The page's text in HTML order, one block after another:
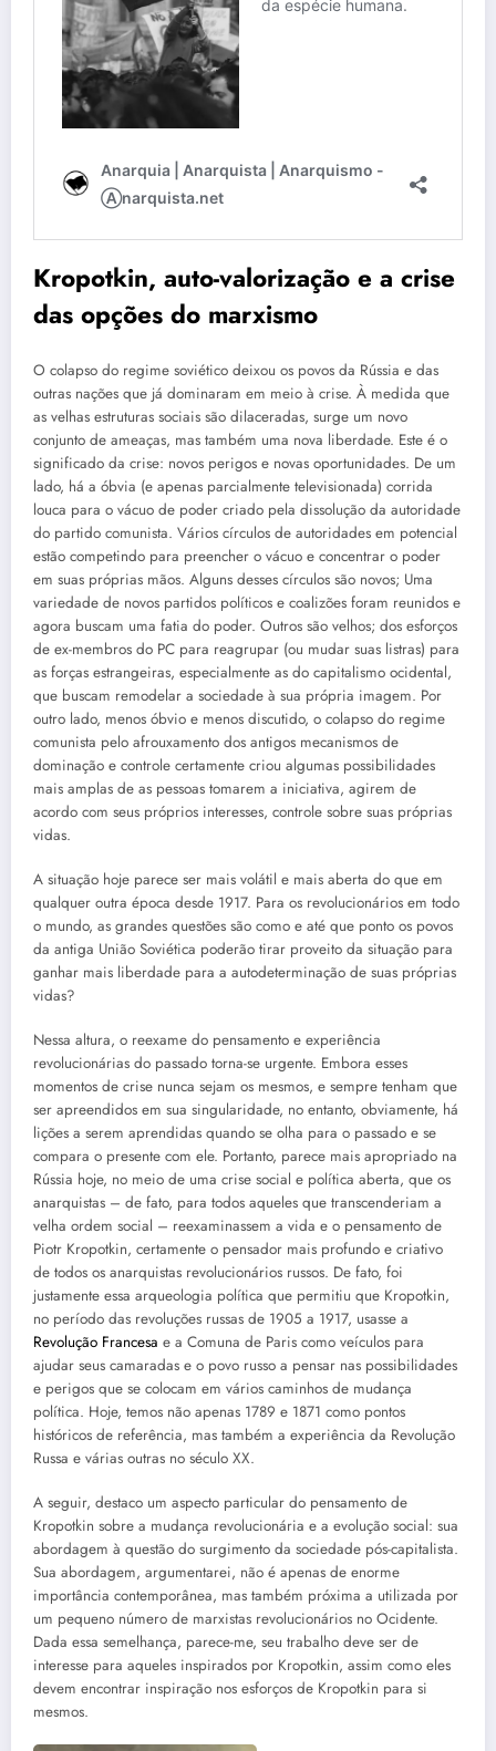
Kropotkin, auto-valorização e a crise
das opções do marxismo
O colapso do regime soviético deixou os povos da Rússia e das
outras nações que já dominaram em meio à crise. À medida que
as velhas estruturas sociais são dilaceradas, surge um novo
conjunto de ameaças, mas também uma nova liberdade. Este é o
significado da crise: novos perigos e novas oportunidades. De um
lado, há a óbvia (e apenas parcialmente televisionada) corrida
louca para o vácuo de poder criado pela dissolução da autoridade
do partido comunista. Vários círculos de autoridades em potencial
estão competindo para preencher o vácuo e concentrar o poder
em suas próprias mãos. Alguns desses círculos são novos; Uma
variedade de novos partidos políticos e coalizões foram reunidos e
agora buscam uma fatia do poder. Outros são velhos; dos esforços
de ex-membros do PC para reagrupar (ou mudar suas listras) para
as forças estrangeiras, especialmente as do capitalismo ocidental,
que buscam remodelar a sociedade à sua própria imagem. Por
outro lado, menos óbvio e menos discutido, o colapso do regime
comunista pelo afrouxamento dos antigos mecanismos de
dominação e controle certamente criou algumas possibilidades
mais amplas de as pessoas tomarem a iniciativa, agirem de
acordo com seus próprios interesses, controle sobre suas próprias
vidas.
A situação hoje parece ser mais volátil e mais aberta do que em
qualquer outra época desde 1917. Para os revolucionários em todo
o mundo, as grandes questões são como e até que ponto os povos
da antiga União Soviética poderão tirar proveito da situação para
ganhar mais liberdade para a autodeterminação de suas próprias
vidas?
Nessa altura, o reexame do pensamento e experiência
revolucionárias do passado torna-se urgente. Embora esses
momentos de crise nunca sejam os mesmos, e sempre tenham que
ser apreendidos em sua singularidade, no entanto, obviamente, há
lições a serem aprendidas quando se olha para o passado e se
compara o presente com ele. Portanto, parece mais apropriado na
Rússia hoje, no meio de uma crise social e política aberta, que os
anarquistas – de fato, para todos aqueles que transcenderiam a
velha ordem social – reexaminassem a vida e o pensamento de
Piotr Kropotkin, certamente o pensador mais profundo e criativo
de todos os anarquistas revolucionários russos. De fato, foi
justamente essa arqueologia política que permitiu que Kropotkin,
no período das revoluções russas de 1905 a 1917, usasse a
Revolução Francesa e a Comuna de Paris como veículos para
ajudar seus camaradas e o povo russo a pensar nas possibilidades
e perigos que se colocam em vários caminhos de mudança
política. Hoje, temos não apenas 1789 e 1871 como pontos
históricos de referência, mas também a experiência da Revolução
Russa e várias outras no século XX.
A seguir, destaco um aspecto particular do pensamento de
Kropotkin sobre a mudança revolucionária e a evolução social: sua
abordagem à questão do surgimento da sociedade pós-capitalista.
Sua abordagem, argumentarei, não é apenas de enorme
importância contemporânea, mas também próxima a utilizada por
um pequeno número de marxistas revolucionários no Ocidente.
Dada essa semelhança, parece-me, seu trabalho deve ser de
interesse para aqueles inspirados por Kropotkin, assim como eles
devem encontrar inspiração nos esforços de Kropotkin para si
mesmos.